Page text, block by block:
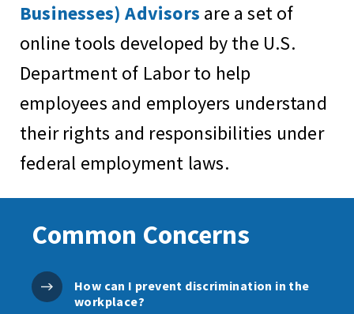
Businesses) Advisors are a set of
online tools developed by the U.S.
Department of Labor to help
employees and employers understand
their rights and responsibilities under
federal employment laws.
Common Concerns
How can I prevent discrimination in the
workplace?